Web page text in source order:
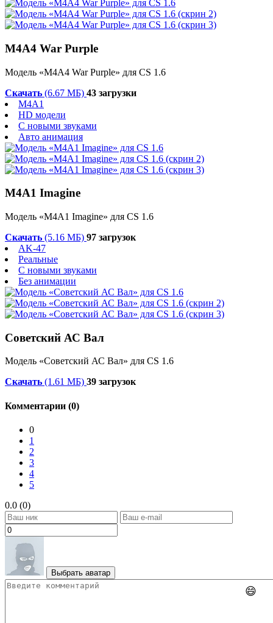
M4A4 War Purple
Модель «M4A4 War Purple» для CS 1.6
Скачать (6.67 МБ) 43 загрузки
M4A1
HD модели
С новыми звуками
Авто анимация
M4A1 Imagine
Модель «M4A1 Imagine» для CS 1.6
Скачать (5.16 МБ) 97 загрузок
AK-47
Реальные
С новыми звуками
Без анимации
Советский АС Вал
Модель «Советский АС Вал» для CS 1.6
Скачать (1.61 МБ) 39 загрузок
Комментарии (0)
0
1
2
3
4
5
0.0 (0)
Выбрать аватар
😄